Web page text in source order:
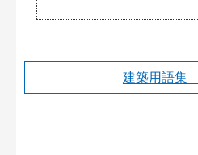
建築用語集